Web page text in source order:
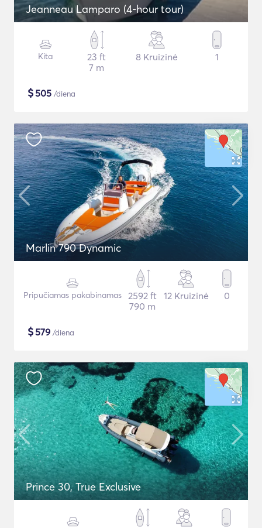
Jeanneau Lamparo (4-hour tour)
Kita
23 ft
7 m
8 Kruizinė 1
$505 /diena
Marlin 790 Dynamic
Pripučiamas pakabinamas
2592 ft
790 m
12 Kruizinė 0
$579 /diena
Prince 30, True Exclusive